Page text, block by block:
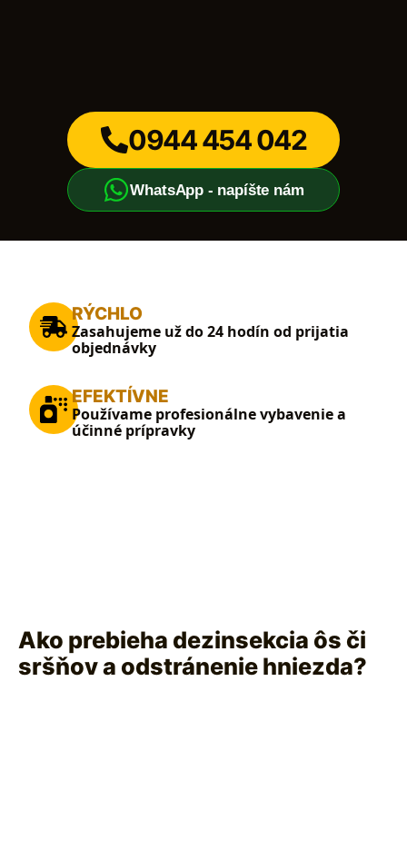
0944 454 042
WhatsApp - napíšte nám
RÝCHLO
Zasahujeme už do 24 hodín od prijatia
objednávky
EFEKTÍVNE
Používame profesionálne vybavenie a
účinné prípravky
Ako prebieha dezinsekcia ôs či
sršňov a odstránenie hniezda?